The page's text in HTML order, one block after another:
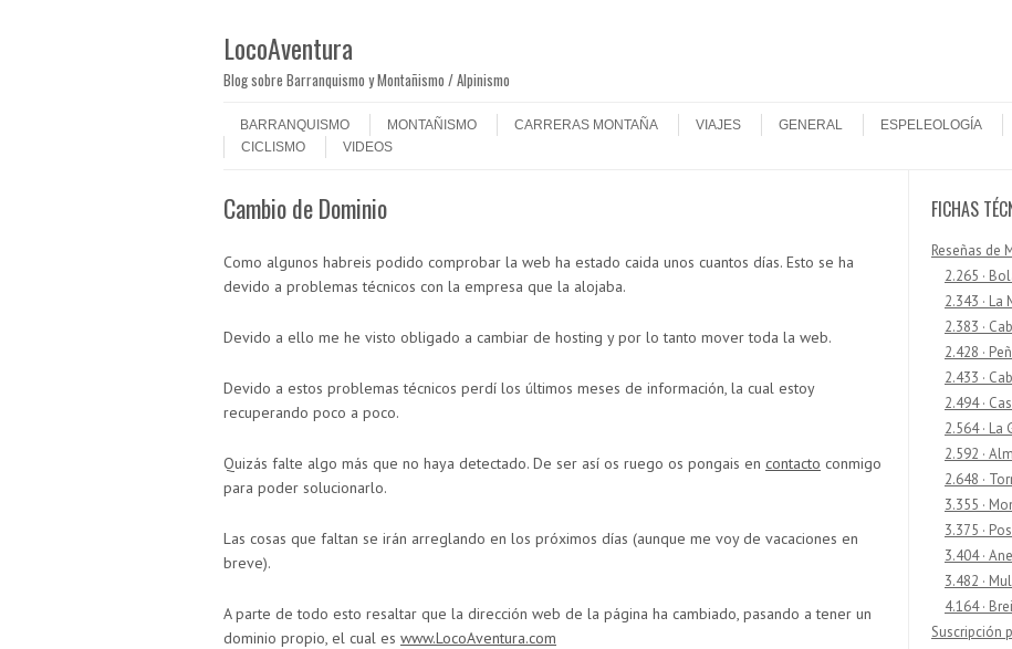
LocoAventura
Blog sobre Barranquismo y Montañismo / Alpinismo
Menú
BARRANQUISMO
MONTAÑISMO CARRERAS MONTAÑA VIAJES GENERAL ESPELEOLOGÍA
CICLISMO
VIDEOS
Cambio de Dominio
Como algunos habreis podido comprobar la web ha estado caida unos cuantos días. Esto se ha
devido a problemas técnicos con la empresa que la alojaba.
Devido a ello me he visto obligado a cambiar de hosting y por lo tanto mover toda la web.
Devido a estos problemas técnicos perdí los últimos meses de información, la cual estoy
recuperando poco a poco.
Quizás falte algo más que no haya detectado. De ser así os ruego os pongais en contacto conmigo
para poder solucionarlo.
Las cosas que faltan se irán arreglando en los próximos días (aunque me voy de vacaciones en
breve).
A parte de todo esto resaltar que la dirección web de la página ha cambiado, pasando a tener un
dominio propio, el cual es www.LocoAventura.com
FICHAS
Reseñas de
2.265 ·
2.343 · La
2.383 ·
2.428 ·
2.433 ·
2.494 ·
2.564 · La
2.592 ·
2.648 ·
3.355 ·
3.375 ·
3.404 ·
3.482 ·
4.164 ·
Suscripción